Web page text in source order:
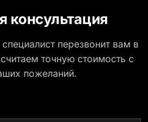
консультация
перезвонит вам в
точную стоимость с
пожеланий.